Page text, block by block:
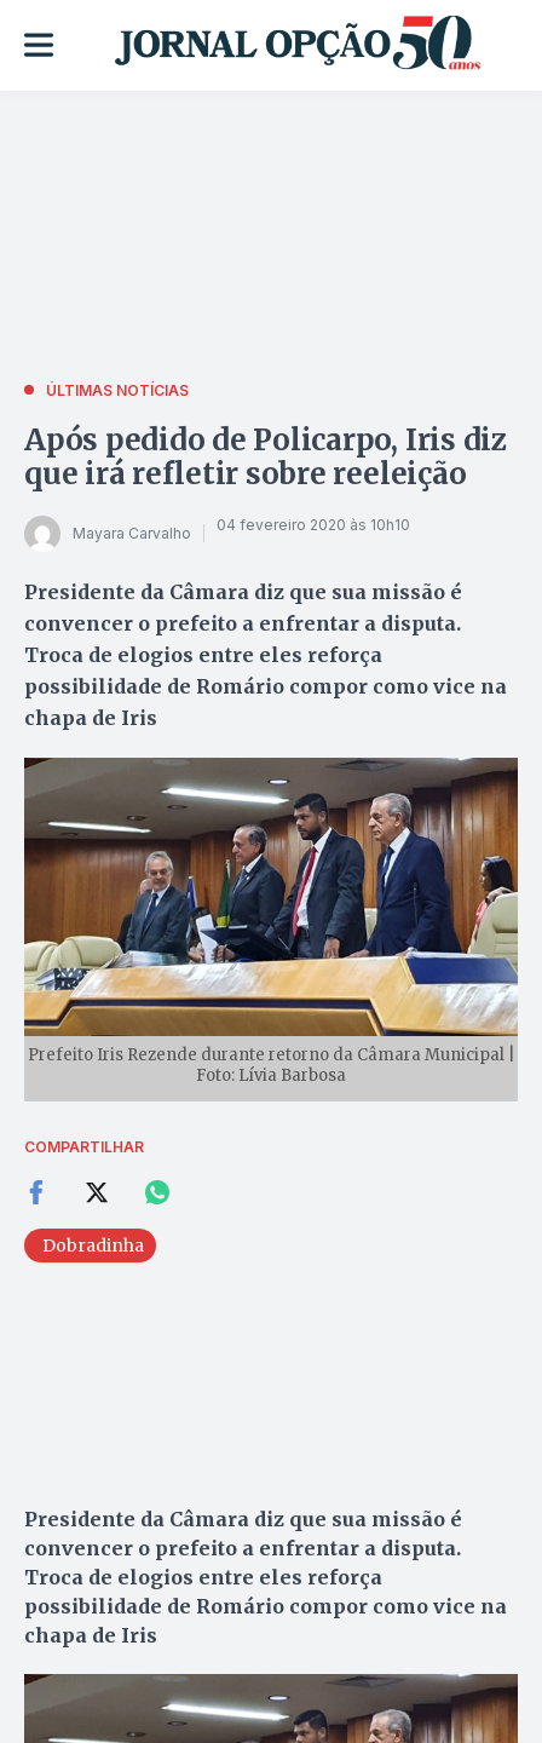
ÚLTIMAS NOTÍCIAS
Após pedido de Policarpo, Iris diz
que irá refletir sobre reeleição
Mayara Carvalho 04 fevereiro 2020 às 10h10
Presidente da Câmara diz que sua missão é
convencer o prefeito a enfrentar a disputa.
Troca de elogios entre eles reforça
possibilidade de Romário compor como vice na
chapa de Iris
Prefeito Iris Rezende durante retorno da Câmara Municipal |
Foto: Lívia Barbosa
COMPARTILHAR
Dobradinha
Presidente da Câmara diz que sua missão é
convencer o prefeito a enfrentar a disputa.
Troca de elogios entre eles reforça
possibilidade de Romário compor como vice na
chapa de Iris